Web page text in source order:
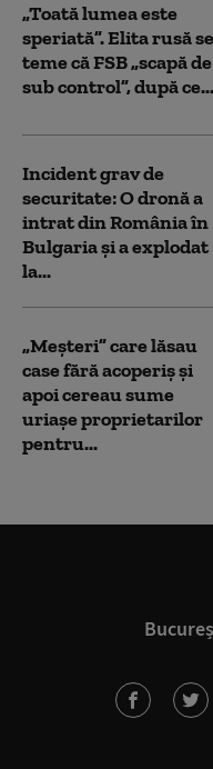
„Toată lumea este
speriată”. Elita rusă se
teme că FSB „scapă de
sub control”, după ce...
Incident grav de
securitate: O dronă a
intrat din România în
Bulgaria şi a explodat
la...
„Meșteri” care lăsau
case fără acoperiș și
apoi cereau sume
uriașe proprietarilor
pentru...